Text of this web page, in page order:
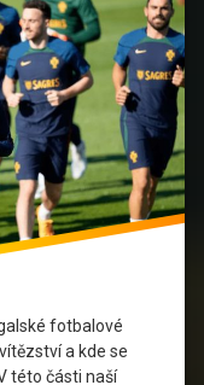
fotbalové
a kde se
této části naší